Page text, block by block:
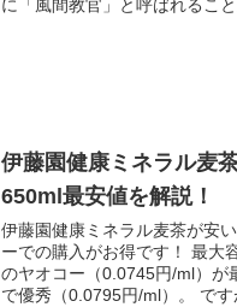
に「風間教官」と呼ばれるこ
伊藤園健康ミネラル麦
650ml最安値を解説！
伊藤園健康ミネラル麦茶が安
ーでの購入がお得です！ 最大容量＆低価格狙いなら、ネットスーパー
のヤオコー（0.0745円/ml）が最強！ 店頭派なら、西友も
で優秀（0.0795円/ml）。 ですが、何本も抱えて帰るのは重くて大